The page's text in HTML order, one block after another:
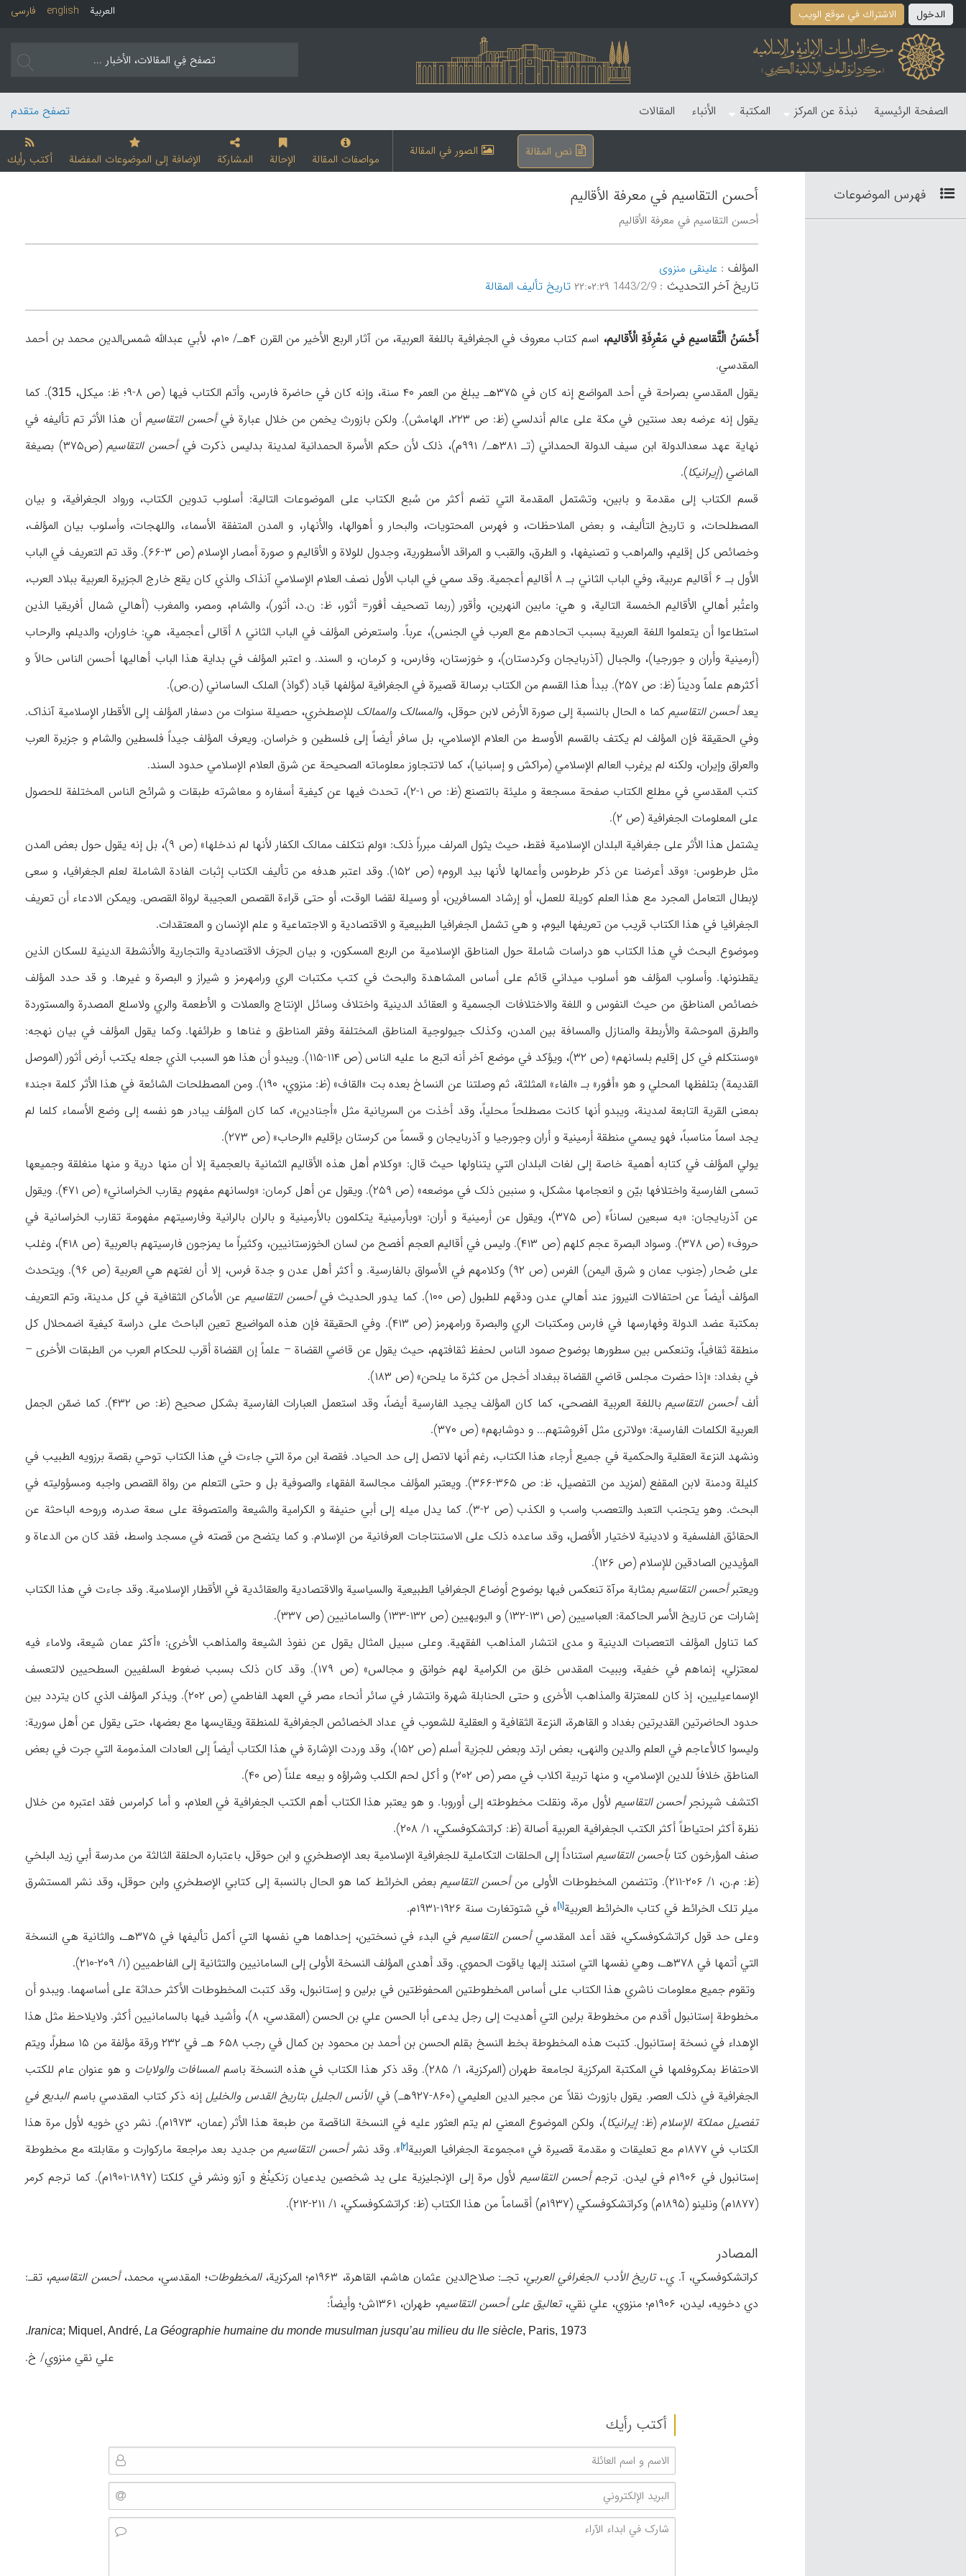
الدخول الاشتراك في موقع الویب فارسی english العربیة
الصفحة الرئیسیة نبذة عن المرکز المکتبة الأنباء المقالات تصفح متقدم
نص المقالة الصور في المقالة مواصفات المقالة الإحالة المشارکة الإضافة إلی الموضوعات المفضلة أکتب رأیك
فهرس الموضوعات أحسن التقاسیم في معرفة الأقالیم
أحسن التقاسیم في معرفة الأقالیم
المؤلف :علینقی منزوی
تاریخ آخر التحدیث :1443/2/9 ۲۲:۰۲:۲۹ تاریخ تألیف المقالة
أَحْسَنُ الْتَّقاسیمِ في مَعْرِفَةِ الْأَقالیم،
اسم کتاب معروف في الجغرافیة باللغة العربیة، من آثار الربع الأخیر من القرن ۴هـ/ ۱۰م، لأبي عبدالله شمس‌الدین محمد بن أحمد
المقدسي.
یقول المقدسي بصراحة في أحد المواضع إنه کان في ۳۷۵هـ یبلغ من العمر ۴۰ سنة، وإنه کان في حاضرة فارس، وأتم الکتاب فیها (ص ۸-۹؛ ظ: میکل،
315). کما
یقول إنه عرضه بعد سنتین في مکة علی عالم أندلسي (ظ: ص ۲۲۳، الهامش). ولکن بازورث یخمن من خلال عبارة في
أحسن التقاسیم أن هذا الأثر تم تألیفه في
نهایة عهد سعدالدولة ابن سیف الدولة الحمداني (تـ ۳۸۱هـ/ ۹۹۱م)، ذلک لأن حکم الأسرة الحمدانیة لمدینة بدلیس ذکرت في
أحسن التقاسیم
(ص۳۷۵) بصیغة
الماضي (إیرانیکا).
قسم الکتاب إلی مقدمة و بابین، وتشتمل المقدمة التي تضم أکثر من سُبع الکتاب علی الموضوعات التالیة: أسلوب تدوین الکتاب، ورواد الجغرافیة، و بیان
المصطلحات، و تاریخ التألیف، و بعض الملاحظات، و فهرس المحتویات، والبحار و أهوالها، والأنهار، و المدن المتفقة الأسماء، واللهجات، وأسلوب بیان المؤلف،
وخصائص کل إقلیم، والمراهب و تصنیفها، و الطرق، والقبب و المراقد الأسطوریة، وجدول للولاة و الأقالیم و صورة أمصار الإسلام (ص ۳-۶۶). وقد تم التعریف في الباب
الأول بـ ۶ أقالیم عربیة، وفي الباب الثاني بـ ۸ أقالیم أعجمیة. وقد سمي في الباب الأول نصف العلام الإسلامي آنذاک والذي کان یقع خارج الجزیرة العربیة ببلاد العرب،
واعتُبر أهالي الأقالیم الخمسة التالیة، و هي: مابین النهرین، وأقور (ربما تصحیف أڤور= أثور، ظ: ن.د، أثور)، والشام، ومصر، والمغرب (أهالي شمال أفریقیا الذین
استطاعوا أن یتعلموا اللغة العربیة بسبب اتحادهم مع العرب في الجنس)، عرباً. واستعرض المؤلف في الباب الثاني ۸ أقالی أعجمیة، هي: خاوران، والدیلم، والرحاب
(أرمینیة وأران و جورجیا)، والجبال (آذربایجان وکردستان)، و خوزستان، وفارس، و کرمان، و السند. و اعتبر المؤلف في بدایة هذا الباب أهالیها أحسن الناس حالاً و
أکثرهم علماً ودیناً (ظ: ص ۲۵۷). ببدأ هذا القسم من الکتاب برسالة قصیرة في الجغرافیة لمؤلفها قباد (گواذ) الملک الساساني (ن.ص).
یعدأحسن التقاسیم کما ه الحال بالنسبة إلی صورة الأرض لابن حوقل، والمسالک والممالک للإصطخري، حصیلة سنوات من دسفار المؤلف إلی الأقطار الإسلامیة آنذاک.
وفي الحقیقة فإن المؤلف لم یکتف بالقسم الأوسط من العلام الإسلامي، بل سافر أیضاً إلی فلسطین و خراسان. ویعرف المؤلف جیداً فلسطین والشام و جزیرة العرب
والعراق وإیران، ولکنه لم یرغرب العالم الإسلامي (مراکش و إسبانیا)، کما لاتتجاوز معلوماته الصحیحة عن شرق العلام الإسلامي حدود السند.
کتب المقدسي في مطلع الکتاب صفحة مسجعة و ملیئة بالتصنع (ظ: ص ۱-۲)، تحدث فیها عن کیفیة أسفاره و معاشرته طبقات و شرائح الناس المختلفة للحصول
علی المعلومات الجغرافیة (ص ۲).
یشتمل هذا الأثر علی جغرافیة البلدان الإسلامیة فقط، حیث یثول المرلف مبرراً ذلک: «ولم نتکلف ممالک الکفار لأنها لم ندخلها» (ص ۹)، بل إنه یقول حول بعض المدن
مثل طرطوس: «وقد أعرضنا عن ذکر طرطوس وأعمالها لأنها بید الروم» (ص ۱۵۲). وقد اعتبر هدفه من تألیف الکتاب إثبات الفادة الشاملة لعلم الجغرافیا، و سعی
لإبطال التعامل المجرد مع هذا العلم کویلة للعمل، أو إرشاد المسافرین، أو وسیلة لقضا الوقت، أو حتی قراءة القصص العجیبة لرواة القصص. ویمکن الادعاء أن تعریف
الجغرافیا في هذا الکتاب قریب من تعریفها الیوم، و هي تشمل الجغرافیا الطبیعیة و الاقتصادیة و الاجتماعیة و علم الإنسان و المعتقدات.
وموضوع البحث في هذا الکتاب هو دراسات شاملة حول المناطق الإسلامیة من الربع المسکون، و بیان الحِرَف الاقتصادیة والتجاریة والأنشطة الدینیة للسکان الذین
یقطنونها. وأسلوب المؤلف هو أسلوب میداني قائم علی أساس المشاهدة والبحث في کتب مکتبات الري ورامهرمز و شیراز و البصرة و غیرها. و قد حدد المؤلف
خصائص المناطق من حیث النفوس و اللغة والاختلافات الجسمیة و العقائد الدینیة واختلاف وسائل الإنتاج والعملات و الأطعمة والري ولاسلع المصدرة والمستوردة
والطرق الموحشة والأربطة والمنازل والمسافة بین المدن، وکذلک جیولوجیة المناطق المختلفة وفقر المناطق و غناها و طرائفها. وکما یقول المؤلف في بیان نهجه:
«وسنتکلم في کل إقلیم بلسانهم» (ص ۳۲)، ویؤکد في موضع آخر أنه اتبع ما علیه الناس (ص ۱۱۴-۱۱۵). ویبدو أن هذا هو السبب الذي جعله یکتب أرض أثور (الموصل
القدیمة) بتلفظها المحلي و هو «أڤور» بـ «الفاء» المثلثة، ثم وصلتنا عن النساخ بعده بت «القاف» (ظ: منزوي، ۱۹۰). ومن المصطلحات الشائعة في هذا الأثر کلمة «جند»
بمعنی القریة التابعة لمدینة، ویبدو أنها کانت مصطلحاً محلیاً، وقد أخذت من السریانیة مثل «أجنادین»، کما کان المؤلف یبادر هو نفسه إلی وضع الأسماء کلما لم
یجد اسماً مناسباً، فهو یسمي منطقة أرمینیة و أران وجورجیا و آذربایجان و قسماً من کرستان بإقلیم «الرحاب» (ص ۲۷۳).
یولي المؤلف في کتابه أهمیة خاصة إلی لغات البلدان التي یتناولها حیث قال: «وکلام أهل هذه الأقالیم الثمانیة بالعجمیة إلا أن منها دریة و منها منغلقة وجمیعها
تسمی الفارسیة واختلافها بیّن و انعجامها مشکل، و سنبین ذلک في موضعه» (ص ۲۵۹). ویقول عن أهل کرمان: «ولسانهم مفهوم یقارب الخراساني» (ص ۴۷۱). ویقول
عن آذربایجان: «به سبعین لساناً» (ص ۳۷۵)، ویقول عن أرمینیة و أران: «وبأرمینیة یتکلمون بالأرمینیة و بالران بالرانیة وفارسیتهم مفهومة تقارب الخراسانیة في
حروف» (ص ۳۷۸). وسواد البصرة عجم کلهم (ص ۴۱۳). ولیس في أقالیم العجم أفصح من لسان الخوزستانیین، وکثیراً ما یمزجون فارسیتهم بالعربیة (ص ۴۱۸)، وغلب
علی صُحار (جنوب عمان و شرق الیمن) الفرس (ص ۹۲) وکلامهم في الأسواق بالفارسیة. و أکثر أهل عدن و جدة فرس، إلا أن لغتهم هي العربیة (ص ۹۶). ویتحدث
المؤلف أیضاً عن احتفالات النیروز عند أهالي عدن ودقهم للطبول (ص ۱۰۰). کما یدور الحدیث في
أحسن التقاسیم عن الأماکن الثقافیة في کل مدینة، وتم التعریف
بمکتبة عضد الدولة وفهارسها في فارس ومکتبات الري والبصرة ورامهرمز (ص ۴۱۳). وفي الحقیقة فإن هذه المواضیع تعین الباحث علی دراسة کیفیة اضمحلال کل
منطقة ثقافیاً، وتنعکس بین سطورها بوضوح صمود الناس لحفظ ثقافتهم، حیث یقول عن قاضي القضاة – علماً إن القضاة أقرب للحکام العرب من الطبقات الأخری –
في بغداد: «إذا حضرت مجلس قاضي القضاة ببغداد أخجل من کثرة ما یلحن» (ص ۱۸۳).
ألفأحسن التقاسیم
باللغة العربیة الفصحی، کما کان المؤلف یجید الفارسیة أیضاً، وقد استعمل العبارات الفارسیة بشکل صحیح (ظ: ص ۴۳۲). کما ضمّن الجمل
العربیة الکلمات الفارسیة: «ولاتری مثل آفروشتهم... و دوشابهم» (ص ۳۷۰).
ونشهد النزعة العقلیة والحکمیة في جمیع أرجاء هذا الکتاب، رغم أنها لاتصل إلی حد الحیاد. فقصة ابن مرة التي جاءت في هذا الکتاب توحي بقصة برزویه الطبیب في
کلیلة ودمنة لابن المقفع (لمزید من التفصیل، ظ: ص ۳۶۵-۳۶۶). ویعتبر المؤلف مجالسة الفقهاء والصوفیة بل و حتی التعلم من رواة القصص واجبه ومسؤولیته في
البحث. وهو یتجنب التعبد والتعصب واسب و الکذب (ص ۲-۳). کما یدل میله إلی أبي حنیفة و الکرامیة والشیعة والمتصوفة علی سعة صدره، وروحه الباحثة عن
الحقائق الفلسفیة و لادینیة لاختیار الأفصل، وقد ساعده ذلک علی الاستنتاجات العرفانیة من الإسلام. و کما یتضح من قصته في مسجد واسط، فقد کان من الدعاة و
المؤیدین الصادقین للإسلام (ص ۱۲۶).
ویعتبرأحسن التقاسیمبمثابة مرآة تنعکس فیها بوضوح أوضاع الجغرافیا الطبیعیة والسیاسیة والاقتصادیة والعقائدیة في الأقطار الإسلامیة. وقد جاءت في هذا الکتاب
إشارات عن تاریخ الأسر الحاکمة: العباسیین (ص ۱۳۱-۱۳۲) و البویهیین (ص ۱۳۲-۱۳۳) والسامانیین (ص ۳۳۷).
کما تناول المؤلف التعصبات الدینیة و مدی انتشار المذاهب الفقهیة. وعلی سبیل المثال یقول عن نفوذ الشیعة والمذاهب الأخری: «أکثر عمان شیعة، ولاماء فیه
لمعتزلي، إنماهم في خفیة، وببیت المقدس خلق من الکرامیة لهم خوانق و مجالس» (ص ۱۷۹). وقد کان ذلک بسبب ضغوط السلفیین السطحیین لالتعسف
الإسماعیلیین، إذ کان للمعتزلة والمذاهب الأخری و حتی الحنابلة شهرة وانتشار في سائر أنحاء مصر في العهد الفاطمي (ص ۲۰۲). ویذکر المؤلف الذي کان یتردد بین
حدود الحاضرتین القدیرتین بغداد و القاهرة، النزعة الثقافیة و العقلیة للشعوب في عداد الخصائص الجغرافیة للمنطقة ویقایسها مع بعضها، حتی یقول عن أهل سوریة:
ولیسوا کالأعاجم في العلم والدین والنهی، بعض ارتد وبعض للجزیة أسلم (ص ۱۵۲)، وقد وردت الإشارة في هذا الکتاب أیضاً إلی العادات المذمومة التي جرت في بعض
المناطق خلافاً للدین الإسلامي، و منها تربیة اکلاب في مصر (ص ۲۰۲) و أکل لحم الکلب وشراؤه و بیعه علناً (ص ۴۰).
اکتشف شپرنجرأحسن التقاسیم لأول مرة، ونقلت مخطوطته إلی أوروبا. و هو یعتبر هذا الکتاب أهم الکتب الجغرافیة في العلام، و أما کرامرس فقد اعتبره من خلال
نظرة أکثر احتیاطاً أکثر الکتب الجغرافیة العربیة أصالة (ظ: کراتشکوفسکي، ۱/ ۲۰۸).
صنف المؤرخون کتابأحسن التقاسیم استناداً إلی الحلقات التکاملیة للجغرافیة الإسلامیة بعد الإصطخري و ابن حوقل، باعتباره الحلقة الثالثة من مدرسة أبي زید البلخي
(ظ: م.ن، ۱/ ۲۰۶-۲۱۱). وتتضمن المخطوطات الأولی من
أحسن التقاسیمبعض الخرائط کما هو الحال بالنسبة إلی کتابي الإصطخري وابن حوقل، وقد نشر المستشرق
میلر تلک الخرائط في کتاب «الخرائط العربیة[۱] » في شتوتغارت سنة ۱۹۲۶-۱۹۳۱م.
وعلی حد قول کراتشکوفسکي، فقد أعد المقدسيأحسن التقاسیم
في البدء في نسختین، إحداهما هي نفسها التي أکمل تألیفها في ۳۷۵هـ، والثانیة هي النسخة
التي أتمها في ۳۷۸هـ، وهي نفسها التي استند إلیها یاقوت الحموي. وقد أهدی المؤلف النسخة الأولی إلی السامانیین والتثانیة إلی الفاطمیین (۱/ ۲۰۹-۲۱۰).
وتقوم جمیع معلومات ناشري هذا الکتاب علی أساس المخطوطتین المحفوظتین في برلین و إستانبول، وقد کتبت المخطوطات الأکثر حداثة علی أساسهما. ویبدو أن
مخطوطة إستانبول أقدم من مخطوطة برلین التي أهدیت إلی رجل یدعی أبا الحسن علي بن الحسن (المقدسي، ۸)، وأشید فیها بالسامانیین أکثر. ولایلاحظ مثل هذا
الإهداء في نسخة إستانبول. کتبت هذه المخطوطة بخط النسخ بقلم الحسن بن أحمد بن محمود بن کمال في رجب ۶۵۸ هـ في ۲۳۲ ورقة مؤلفة من ۱۵ سطراً، ویتم
الاحتفاظ بمکروفلمها في المکتبة المرکزیة لجامعة طهران (المرکزیة، ۱/ ۲۸۵). وقد ذکر هذا الکتاب في هذه النسخة باسم
المسافات والولایات و هو عنوان عام للکتب
الجغرافیة في ذلک العصر. یقول بازورث نقلاً عن مجیر الدین العلیمي (۸۶۰-۹۲۷هـ) في
الأنس الجلیل بتاریخ القدس والخلیلإنه ذکر کتاب المقدسي باسمالبدیع في
تفصیل مملکة الإسلام (ظ:إیرانیکا
)، ولکن الموضوع المعني لم یتم العثور علیه في النسخة الناقصة من طبعة هذا الأثر (عمان، ۱۹۷۳م). نشر دي خویه لأول مرة هذا
الکتاب في ۱۸۷۷م مع تعلیقات و مقدمة قصیرة في «
مجموعة الجغرافیا العربیة[۲] ». وقد نشرأحسن التقاسیممن جدید بعد مراجعة مارکوارت و مقابلته مع مخطوطة
إستانبول في ۱۹۰۶م في لیدن. ترجم
أحسن التقاسیم
لأول مرة إلی الإنجلیزیة علی ید شخصین یدعیان رَنکینْغ و آزو ونشر في کلکتا (۱۸۹۷-۱۹۰۱م). کما ترجم کرمر
(۱۸۷۷م) ونلینو (۱۸۹۵م) وکراتشکوفسکي (۱۹۳۷م) أقساماً من هذا الکتاب (ظ: کراتشکوفسکي، ۱/ ۲۱۱-۲۱۲).
المصادر
کراتشکوفسکي، آ. ي.،تاریخ الأدب الجغرافي العربي، تجـ: صلاح‌الدین عثمان هاشم، القاهرة، ۱۹۶۳م؛ المرکزیة، المخطوطات؛ المقدسي، محمد،أحسن التقاسیم، تقـ:
دي دخویه، لیدن، ۱۹۰۶م؛ منزوي، علي نقي،
تعالیق علی أحسن التقاسیم، طهران، ۱۳۶۱ش؛ وأیضاً:
Iranica; Miquel, André, La Géographie humaine du monde musulman jusqu’au milieu du lle siècle, Paris, 1973.
علي نقي منزوي/ خ.
أکتب رأیك